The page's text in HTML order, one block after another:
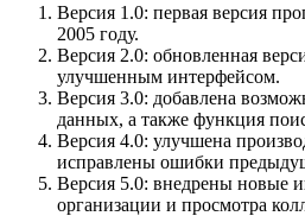
Версия 1.0: первая версия
2005 году.
Версия 2.0: обновленная
улучшенным интерфейсом.
Версия 3.0: добавлена
данных, а также функция
Версия 4.0: улучшена
исправлены ошибки
Версия 5.0: внедрены новые
организации и просмотра